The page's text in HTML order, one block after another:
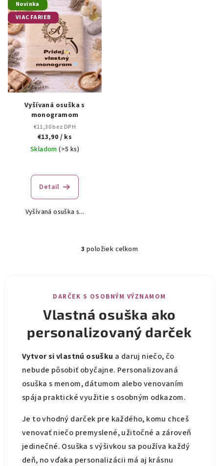
Novinka
VIAC FARIEB
Vyšívaná osuška s
monogramom
€11,30 bez DPH
€13,90 / ks
Skladom(>5 ks)
Detail
Vyšívaná osuška s...
O
d
a
c
i
p
r
k
y
ý
p
i
s
3 položiek celkom
DARČEK S OSOBNÝM VÝZNAMOM
Vlastná osuška ako
personalizovaný darček
Vytvor si vlastnú osušku a daruj niečo, čo
nebude pôsobiť obyčajne. Personalizovaná
osuška s menom, dátumom alebo venovaním
spája praktické využitie s osobným odkazom.
Je to vhodný darček pre každého, komu chceš
venovať niečo premyslené, užitočné a zároveň
jedinečné. Osuška s výšivkou sa používa každý
deň, no vďaka personalizácii má aj krásnu